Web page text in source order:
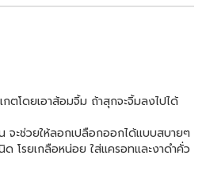
โดยเอาส้อมจิ้ม ถ้าสุกจะจิ้มลงไปได้
จะช่วยให้ลอกเปลือกออกได้แบบสบายๆ
โรยเกลือหน่อย ใส่แครอทและงาดำคั่ว